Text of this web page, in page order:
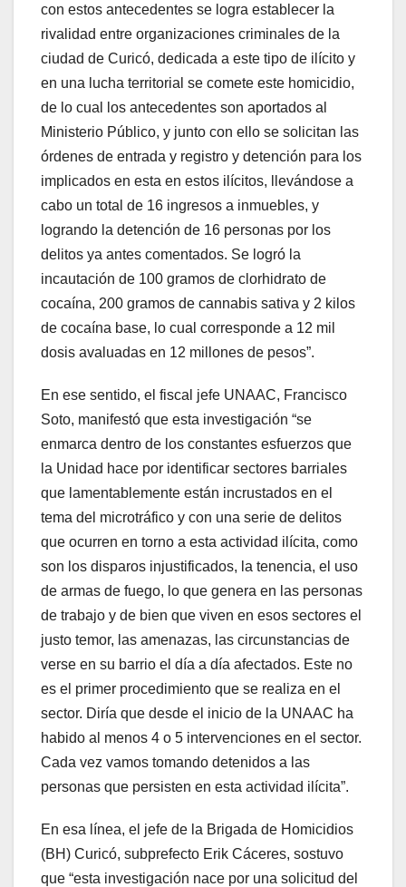
con estos antecedentes se logra establecer la
rivalidad entre organizaciones criminales de la
ciudad de Curicó, dedicada a este tipo de ilícito y
en una lucha territorial se comete este homicidio,
de lo cual los antecedentes son aportados al
Ministerio Público, y junto con ello se solicitan las
órdenes de entrada y registro y detención para los
implicados en esta en estos ilícitos, llevándose a
cabo un total de 16 ingresos a inmuebles, y
logrando la detención de 16 personas por los
delitos ya antes comentados. Se logró la
incautación de 100 gramos de clorhidrato de
cocaína, 200 gramos de cannabis sativa y 2 kilos
de cocaína base, lo cual corresponde a 12 mil
dosis avaluadas en 12 millones de pesos”.
En ese sentido, el fiscal jefe UNAAC, Francisco
Soto, manifestó que esta investigación “se
enmarca dentro de los constantes esfuerzos que
la Unidad hace por identificar sectores barriales
que lamentablemente están incrustados en el
tema del microtráfico y con una serie de delitos
que ocurren en torno a esta actividad ilícita, como
son los disparos injustificados, la tenencia, el uso
de armas de fuego, lo que genera en las personas
de trabajo y de bien que viven en esos sectores el
justo temor, las amenazas, las circunstancias de
verse en su barrio el día a día afectados. Este no
es el primer procedimiento que se realiza en el
sector. Diría que desde el inicio de la UNAAC ha
habido al menos 4 o 5 intervenciones en el sector.
Cada vez vamos tomando detenidos a las
personas que persisten en esta actividad ilícita”.
En esa línea, el jefe de la Brigada de Homicidios
(BH) Curicó, subprefecto Erik Cáceres, sostuvo
que “esta investigación nace por una solicitud del